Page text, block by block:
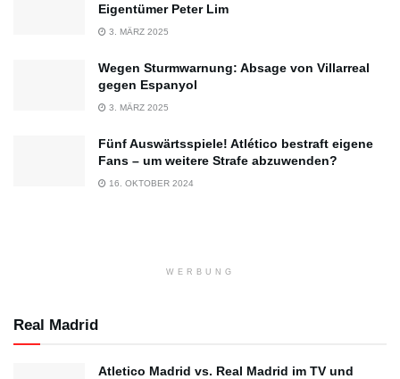
Eigentümer Peter Lim
3. MÄRZ 2025
Wegen Sturmwarnung: Absage von Villarreal
gegen Espanyol
3. MÄRZ 2025
Fünf Auswärtsspiele! Atlético bestraft eigene
Fans – um weitere Strafe abzuwenden?
16. OKTOBER 2024
WERBUNG
Real Madrid
Atletico Madrid vs. Real Madrid im TV und